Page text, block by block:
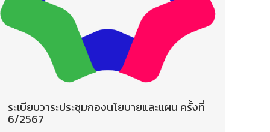
ระเบียบวาระประชุมกองนโยบายและแผน ครั้งที่
6/2567